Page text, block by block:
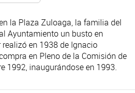
la Plaza Zuloaga, la familia del
Ayuntamiento un busto en
en 1938 de Ignacio
en Pleno de la Comisión de
1992, inaugurándose en 1993.